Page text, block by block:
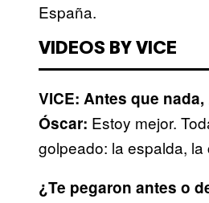
España.
VIDEOS BY VICE
VICE: Antes que
Óscar: Estoy mejor.
golpeado: la espalda,
¿Te pegaron antes o